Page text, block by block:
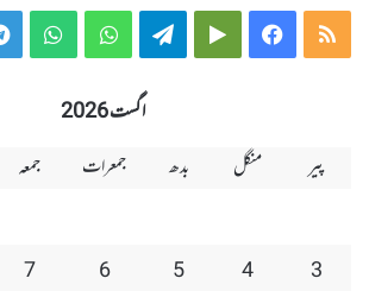
RSS
Facebook
Google
Telegram
WhatsApp
اگست 2026
پیر
منگل بدھ جمعرات جمعہ
3
4
5
6
7